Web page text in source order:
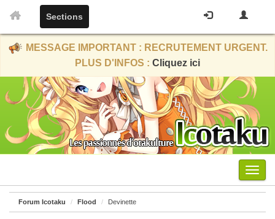
Sections
MESSAGE IMPORTANT : RECRUTEMENT URGENT.
PLUS D'INFOS : Cliquez ici
Menu
Forum Icotaku Flood Devinette